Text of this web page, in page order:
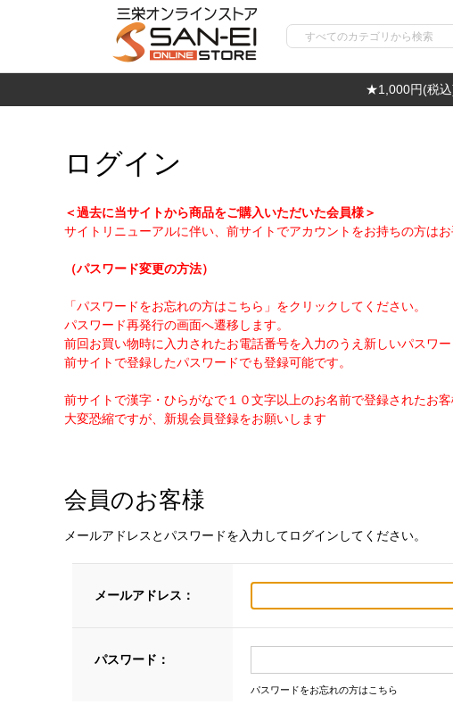
★1,000円(税
ログイン
＜過去に当サイトから商品をご購入いただいた会員様＞
サイトリニューアルに伴い、前サイトでアカウントをお持ちの方は
（パスワード変更の方法）
「パスワードをお忘れの方はこちら」をクリックしてください。
パスワード再発行の画面へ遷移します。
前回お買い物時に入力されたお電話番号を入力のうえ新しいパスワー
前サイトで登録したパスワードでも登録可能です。
前サイトで漢字・ひらがなで１０文字以上のお名前で登録されたお
大変恐縮ですが、新規会員登録をお願いします
会員のお客様
メールアドレスとパスワードを入力してログインしてください。
メールアドレス：
パスワード：
パスワードをお忘れの方はこちら